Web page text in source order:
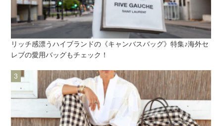
リッチ感漂うハイブランドの《キャンバスバッグ》特集♪海外セ
レブの愛用バッグもチェック！